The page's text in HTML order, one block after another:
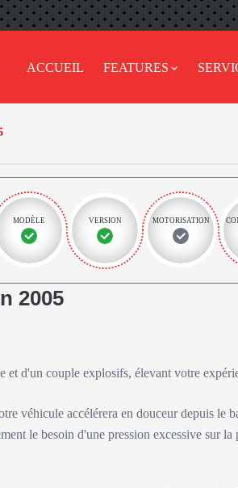
ACCUEIL FEATURES
MODÈLE VERSION MOTORISATION
2005
d'un couple explosifs, élevant votre
véhicule accélérera en douceur depuis le
le besoin d'une pression excessive sur